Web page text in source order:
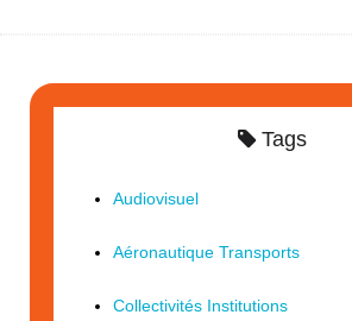
Tags
Audiovisuel
Aéronautique Transports
Collectivités Institutions